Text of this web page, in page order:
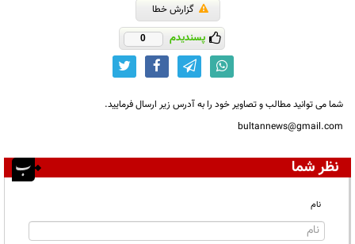
گزارش خطا
پسندیدم 0
شما می توانید مطالب و تصاویر خود را به آدرس زیر ارسال فرمایید.
bultannews@gmail.com
نظر شما
نام